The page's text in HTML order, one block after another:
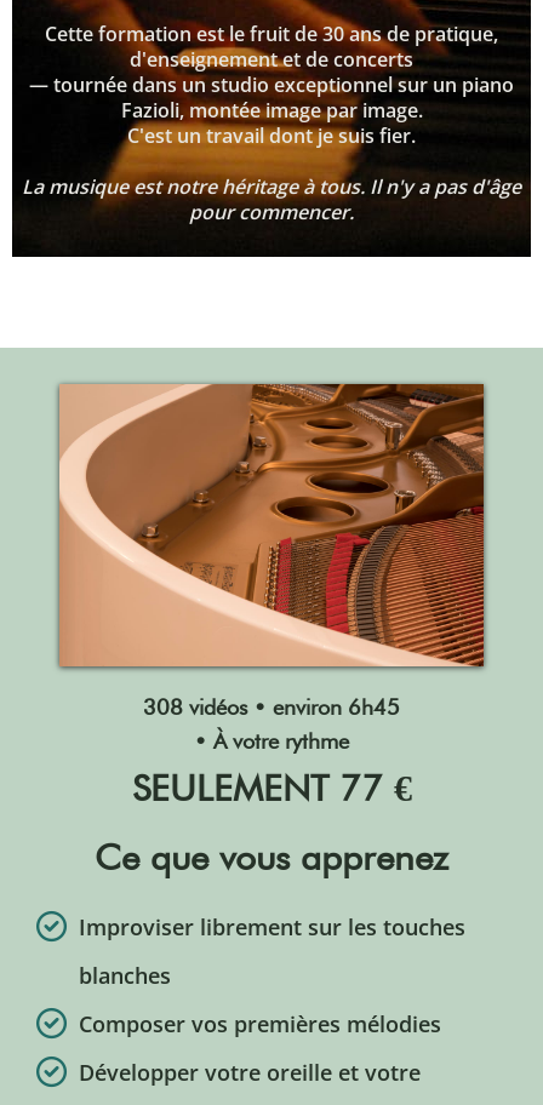
Cette formation est le fruit de 30 ans de pratique,
d'enseignement et de concerts
— tournée dans un studio exceptionnel sur un piano
Fazioli, montée image par image.
C'est un travail dont je suis fier.
La musique est notre héritage à tous. Il n'y a pas d'âge
pour commencer.
308 vidéos • environ 6h45
• À votre rythme
SEULEMENT 77 €
Ce que vous apprenez
Improviser librement sur les touches
blanches
Composer vos premières mélodies
Développer votre oreille et votre